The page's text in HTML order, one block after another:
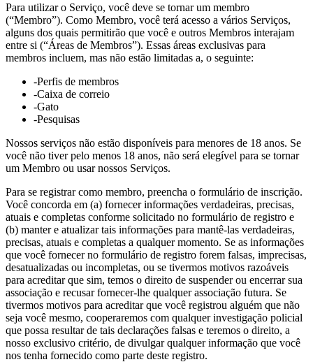
Para utilizar o Serviço, você deve se tornar um membro
(“Membro”). Como Membro, você terá acesso a vários Serviços,
alguns dos quais permitirão que você e outros Membros interajam
entre si (“Áreas de Membros”). Essas áreas exclusivas para
membros incluem, mas não estão limitadas a, o seguinte:
-Perfis de membros
-Caixa de correio
-Gato
-Pesquisas
Nossos serviços não estão disponíveis para menores de 18 anos. Se
você não tiver pelo menos 18 anos, não será elegível para se tornar
um Membro ou usar nossos Serviços.
Para se registrar como membro, preencha o formulário de inscrição.
Você concorda em (a) fornecer informações verdadeiras, precisas,
atuais e completas conforme solicitado no formulário de registro e
(b) manter e atualizar tais informações para mantê-las verdadeiras,
precisas, atuais e completas a qualquer momento. Se as informações
que você fornecer no formulário de registro forem falsas, imprecisas,
desatualizadas ou incompletas, ou se tivermos motivos razoáveis
para acreditar que sim, temos o direito de suspender ou encerrar sua
associação e recusar fornecer-lhe qualquer associação futura. Se
tivermos motivos para acreditar que você registrou alguém que não
seja você mesmo, cooperaremos com qualquer investigação policial
que possa resultar de tais declarações falsas e teremos o direito, a
nosso exclusivo critério, de divulgar qualquer informação que você
nos tenha fornecido como parte deste registro.